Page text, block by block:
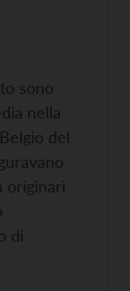
sono
nella
del
originari
di